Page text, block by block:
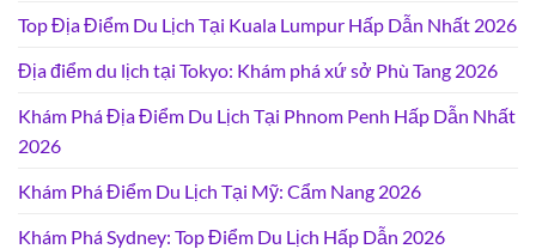
Top Địa Điểm Du Lịch Tại Kuala Lumpur Hấp Dẫn Nhất 2026
Địa điểm du lịch tại Tokyo: Khám phá xứ sở Phù Tang 2026
Khám Phá Địa Điểm Du Lịch Tại Phnom Penh Hấp Dẫn Nhất
2026
Khám Phá Điểm Du Lịch Tại Mỹ: Cẩm Nang 2026
Khám Phá Sydney: Top Điểm Du Lịch Hấp Dẫn 2026